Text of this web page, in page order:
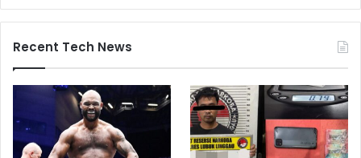
Recent Tech News